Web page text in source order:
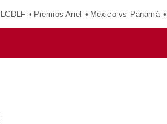
LCDLF Premios Ariel México vs Panamá